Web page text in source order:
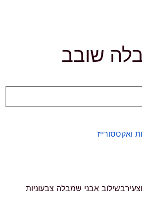
שובב
ואקססורייז
אבני שמבלה צבעוניות